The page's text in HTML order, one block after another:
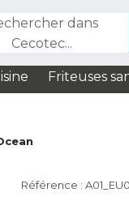
dans
Cecotec...
Friteuses
Référence :